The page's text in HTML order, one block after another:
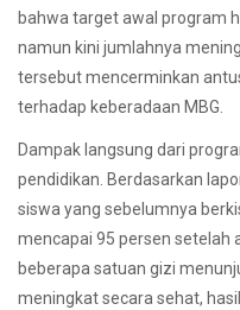
bahwa target awal program
namun kini jumlahnya
tersebut mencerminkan
terhadap keberadaan MBG.
Dampak langsung dari
pendidikan. Berdasarkan
siswa yang sebelumnya
mencapai 95 persen setelah
beberapa satuan gizi
meningkat secara sehat,